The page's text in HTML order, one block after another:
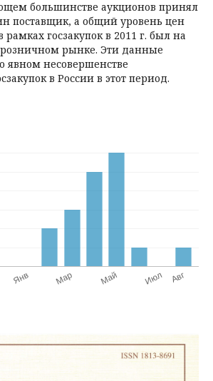
большинстве аукционов принял
поставщик, а общий уровень цен
госзакупок в 2011 г. был на
рынке. Эти данные
явном несовершенстве
в России в этот период.